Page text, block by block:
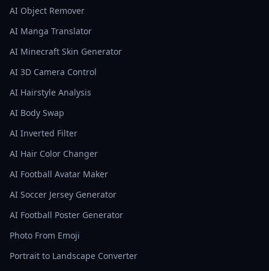
AI Object Remover
AI Manga Translator
AI Minecraft Skin Generator
AI 3D Camera Control
AI Hairstyle Analysis
AI Body Swap
AI Inverted Filter
AI Hair Color Changer
AI Football Avatar Maker
AI Soccer Jersey Generator
AI Football Poster Generator
Photo From Emoji
Portrait to Landscape Converter